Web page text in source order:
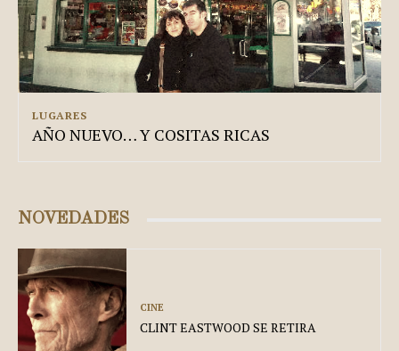
LUGARES
AÑO NUEVO… Y COSITAS RICAS
NOVEDADES
CINE
CLINT EASTWOOD SE RETIRA